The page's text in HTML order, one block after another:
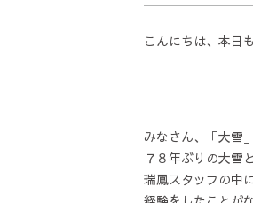
こんにちは、本日
みなさん、「大雪
７８年ぶりの大雪
瑞鳳スタッフの中